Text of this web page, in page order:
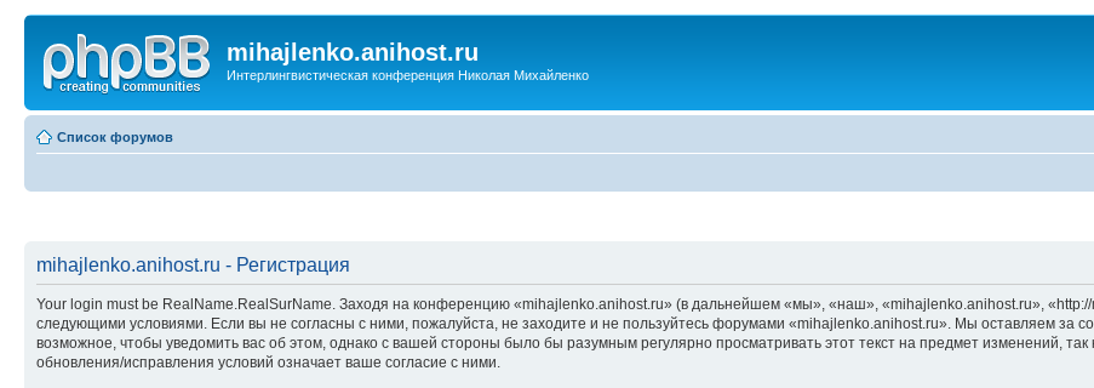
mihajlenko.anihost.ru
Интерлингвистическая конференция Николая Михайленко
Список форумов
mihajlenko.anihost.ru - Регистрация
Your login must be RealName.RealSurName. Заходя на конференцию «mihajlenko.anihost.ru» (в дальнейшем «мы», «наш», «mihajlenko.anihost.ru»,
следующими условиями. Если вы не согласны с ними, пожалуйста, не заходите и не пользуйтесь форумами «mihajlenko.anihost.ru». Мы оставляем за
возможное, чтобы уведомить вас об этом, однако с вашей стороны было бы разумным регулярно просматривать этот текст на предмет изменений,
обновления/исправления условий означает ваше согласие с ними.